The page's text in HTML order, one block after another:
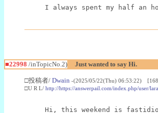
I always spent my half an
■22998 /inTopicNo.2) Just wanted to say Hi.
□投稿者/ Dwain -(2025/05/22(Thu) 06:53:22)
□U R L/ http://https://answerpail.com/index.php/user/
Hi, this weekend is